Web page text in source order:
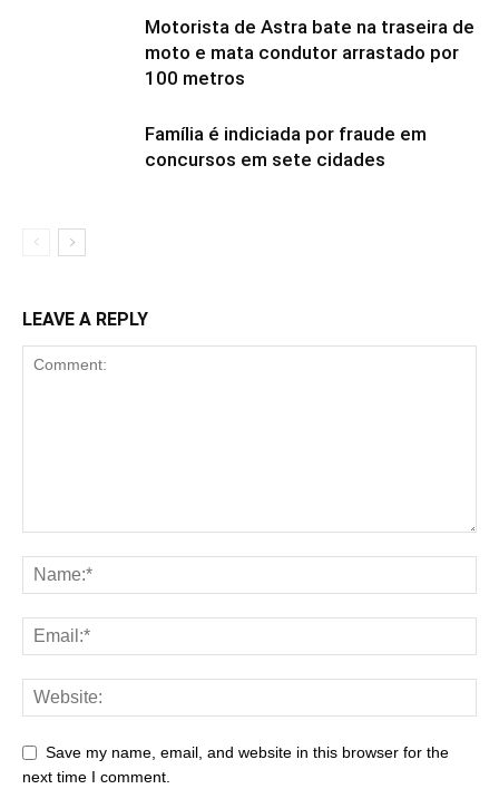
Motorista de Astra bate na traseira de
moto e mata condutor arrastado por
100 metros
Família é indiciada por fraude em
concursos em sete cidades
LEAVE A REPLY
Save my name, email, and website in this browser for the
next time I comment.